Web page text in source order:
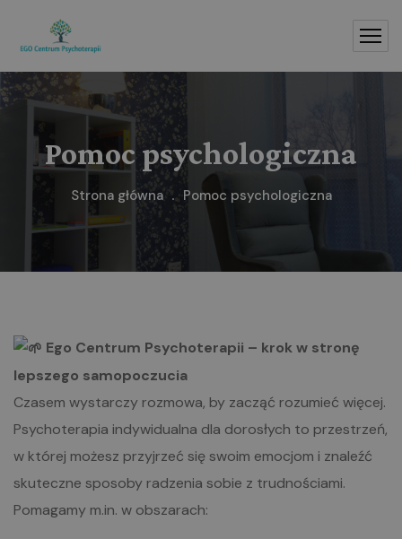
Pomoc psychologiczna
Strona główna Pomoc psychologiczna
Ego Centrum Psychoterapii – krok w stronę
lepszego samopoczucia
Czasem wystarczy rozmowa, by zacząć rozumieć więcej.
Psychoterapia indywidualna dla dorosłych to przestrzeń,
w której możesz przyjrzeć się swoim emocjom i znaleźć
skuteczne sposoby radzenia sobie z trudnościami.
Pomagamy m.in. w obszarach: